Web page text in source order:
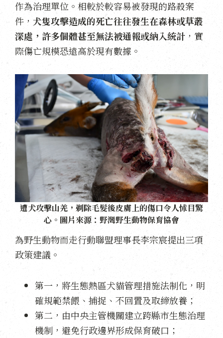
作為治理單位。相較於較容易被發現的路殺案
件， 犬隻攻擊造成的死亡往往發生在森林或草叢
深處，許多個體甚至無法被通報或納入統計 ，實
際傷亡規模恐遠高於現有數據。
遭犬攻擊山羌，剃除毛髮後皮膚上的傷口令人怵目驚
心。圖片來源：野灣野生動物保育協會
為野生動物而走行動聯盟理事長李宗宸提出三項
政策建議。
第一，將生態熱區犬貓管理措施法制化，明
確規範禁餵、捕捉、不回置及取締放養；
第二，由中央主管機關建立跨縣市生態治理
機制，避免行政邊界形成保育破口；